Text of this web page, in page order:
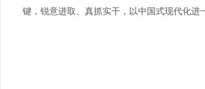
键，锐意进取、真抓实干，以中国式现代化进